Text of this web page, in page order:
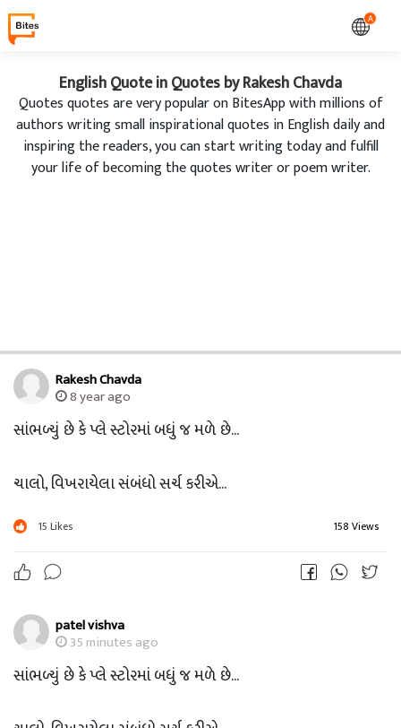
A
English Quote in Quotes by Rakesh Chavda
Quotes quotes are very popular on BitesApp with millions of
authors writing small inspirational quotes in English daily and
inspiring the readers, you can start writing today and fulfill
your life of becoming the quotes writer or poem writer.
Rakesh Chavda
8 year ago
સાંભળ્યું છે કે પ્લે સ્ટોરમાં બધું જ મળે છે...
ચાલો, વિખરાયેલા સંબંધો સર્ચ કરીએ...
15 Likes 158 Views
patel vishva
35 minutes ago
સાંભળ્યું છે કે પ્લે સ્ટોરમાં બધું જ મળે છે...